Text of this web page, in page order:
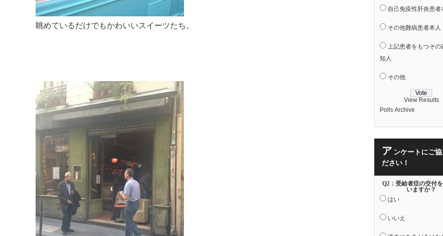
眺めているだけでもかわいいスイーツたち。
自己免疫性肝炎患者
その他難病患者本人
上記患者をもつその
知人
その他
View Results
Polls Archive
ア ンケートにご
ださい！
Q2：受給者症の交付
いますか？
はい
いいえ